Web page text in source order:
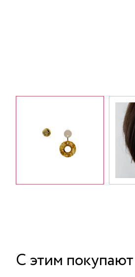
С этим покупают